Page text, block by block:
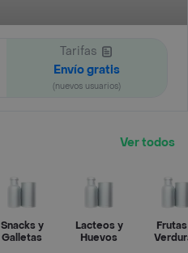
Tarifas
Envío gratis
(nuevos usuarios)
Ver todos
Snacks y
Galletas
Lacteos y
Huevos